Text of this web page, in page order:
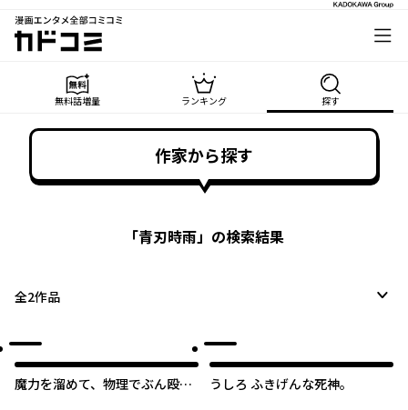
漫画エンタメ全部コミコミ
カドコミ
無料話増量 ランキング 探す
作家から探す
「青刃時雨」の検索結果
全2作品
魔力を溜めて、物理でぶん殴
うしろ ふきげんな死神。